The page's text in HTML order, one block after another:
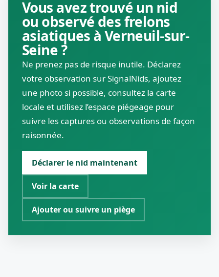
Vous avez trouvé un nid
ou observé des frelons
asiatiques à Verneuil-sur-
Seine ?
Ne prenez pas de risque inutile. Déclarez
votre observation sur SignalNids, ajoutez
une photo si possible, consultez la carte
locale et utilisez l’espace piégeage pour
suivre les captures ou observations de façon
raisonnée.
Déclarer le nid maintenant
Voir la carte
Ajouter ou suivre un piège